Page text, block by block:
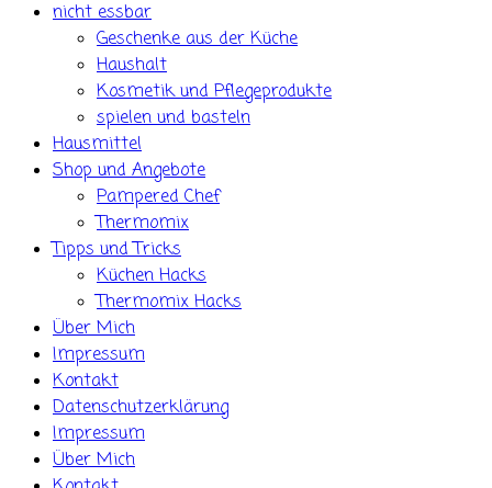
nicht essbar
Geschenke aus der Küche
Haushalt
Kosmetik und Pflegeprodukte
spielen und basteln
Hausmittel
Shop und Angebote
Pampered Chef
Thermomix
Tipps und Tricks
Küchen Hacks
Thermomix Hacks
Über Mich
Impressum
Kontakt
Datenschutzerklärung
Impressum
Über Mich